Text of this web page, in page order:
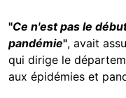
"Ce n'est pas le
pandémie", avait
qui dirige le
aux épidémies et